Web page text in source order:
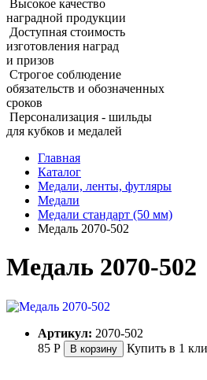
Высокое качество
наградной продукции
Доступная стоимость
изготовления наград
и призов
Строгое соблюдение
обязательств и обозначенных
сроков
Персонализация - шильды
для кубков и медалей
Главная
Каталог
Медали, ленты, футляры
Медали
Медали стандарт (50 мм)
Медаль 2070‑502
Медаль 2070‑502
Артикул: 2070-502
85 Р В корзину Купить в 1